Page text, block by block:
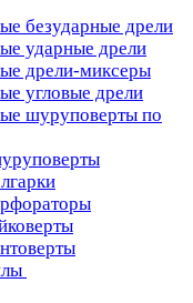
безударные дрели
ударные дрели
дрели-миксеры
угловые дрели
шуруповерты по